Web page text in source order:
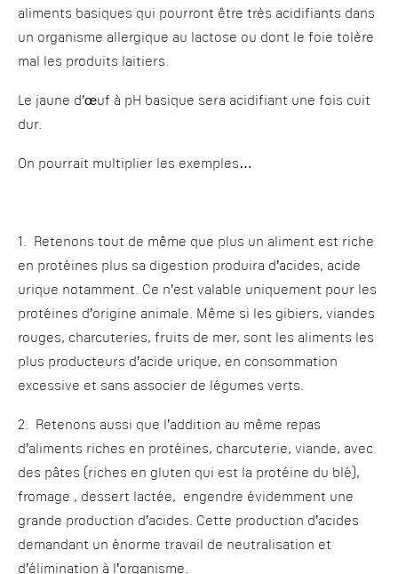
aliments basiques qui pourront être très acidifiants dans
un organisme allergique au lactose ou dont le foie tolère
mal les produits laitiers.
Le jaune d’œuf à pH basique sera acidifiant une fois cuit
dur.
On pourrait multiplier les exemples…
1. Retenons tout de même que plus un aliment est riche
en protéines plus sa digestion produira d’acides, acide
urique notamment. Ce n’est valable uniquement pour les
protéines d’origine animale. Même si les gibiers, viandes
rouges, charcuteries, fruits de mer, sont les aliments les
plus producteurs d’acide urique, en consommation
excessive et sans associer de légumes verts.
2. Retenons aussi que l’addition au même repas
d’aliments riches en protéines, charcuterie, viande, avec
des pâtes (riches en gluten qui est la protéine du blé),
fromage , dessert lactée, engendre évidemment une
grande production d’acides. Cette production d’acides
demandant un énorme travail de neutralisation et
d’élimination à l’organisme.